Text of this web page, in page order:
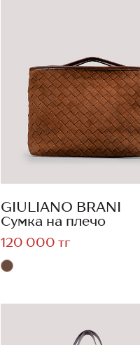
GIULIANO BRANI
Сумка на плечо
120 000 тг